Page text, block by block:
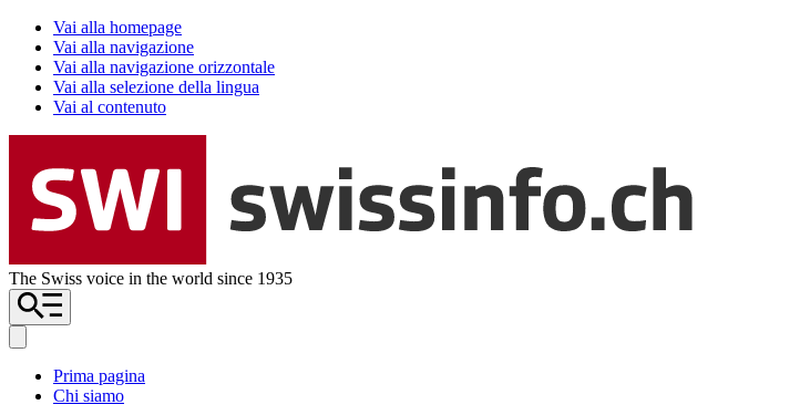
Vai alla homepage
Vai alla navigazione
Vai alla navigazione orizzontale
Vai alla selezione della lingua
Vai al contenuto
The Swiss voice in the world since 1935
Prima pagina
Chi siamo